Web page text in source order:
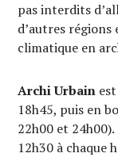
pas interdits
d’autres
climatique en
Archi Urbain
18h45, puis en
22h00 et
12h30 à chaque